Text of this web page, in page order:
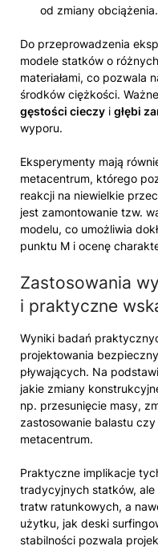
od zmiany obciążenia.
Do przeprowadzenia
modele statków o
materiałami, co pozwala
środków ciężkości.
gęstości cieczy i głębi
wyporu.
Eksperymenty mają
metacentrum, którego
reakcji na niewielkie
jest zamontowanie tzw.
modelu, co umożliwia
punktu M i ocenę
Zastosowania
i praktyczne
Wyniki badań
projektowania
pływających. Na
jakie zmiany
np. przesunięcie masy,
zastosowanie balastu
metacentrum.
Praktyczne implikacje
tradycyjnych statków, ale
tratw ratunkowych, a
użytku, jak deski
stabilności pozwala